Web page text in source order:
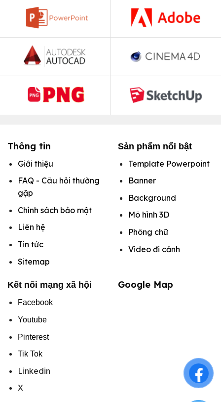
Thông tin
Giới thiệu
FAQ - Câu hỏi thường
gặp
Chính sách bảo mật
Liên hệ
Tin tức
Sitemap
Sản phẩm nổi bật
Template Powerpoint
Banner
Background
Mô hình 3D
Phông chữ
Video đi cảnh
Kết nối mạng xã hội
Facebook
Youtube
Pinterest
Tik Tok
Linkedin
X
Google Map